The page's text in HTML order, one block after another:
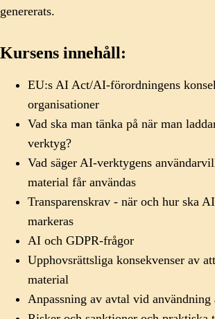
genererats.
Kursens innehåll:
EU:s AI Act/AI-förordningens
organisationer
Vad ska man tänka på när man
verktyg?
Vad säger AI-verktygens
material får användas
Transparenskrav - när och hur ska
markeras
AI och GDPR-frågor
Upphovsrättsliga konsekvenser av
material
Anpassning av avtal vid